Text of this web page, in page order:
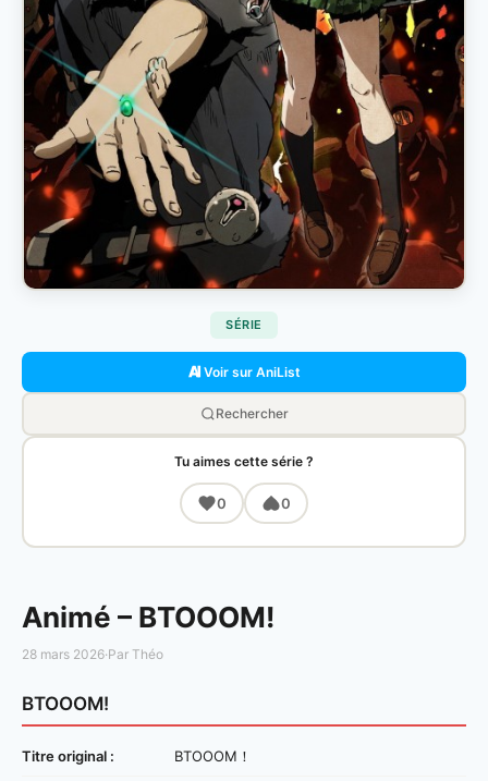
SÉRIE
Voir sur AniList
Rechercher
Tu aimes cette série ?
0 0
Animé – BTOOOM!
28 mars 2026·Par Théo
BTOOOM!
Titre original : BTOOOM！